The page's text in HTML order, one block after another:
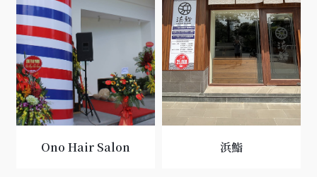
Ono Hair Salon 浜鮨